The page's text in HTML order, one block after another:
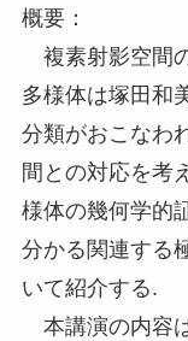
概要：
複素射影空間
多様体は塚田和
分類がおこなわ
間との対応を考
様体の幾何学的
分かる関連する
いて紹介する.
本講演の内容